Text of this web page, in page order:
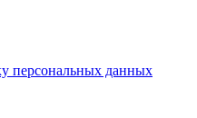
персональных данных